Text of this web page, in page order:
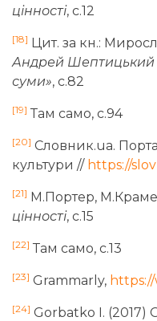
цінності, с.12
[18] Цит. за кн.:
Андрей Шептицький
суми», с.82
[19] Там само, с.94
[20] Словник.ua.
культури // https://
[21] М.Портер,
цінності, с.15
[22] Там само, с.13
[23] Grammarly,
[24] Gorbatko I. (2017)